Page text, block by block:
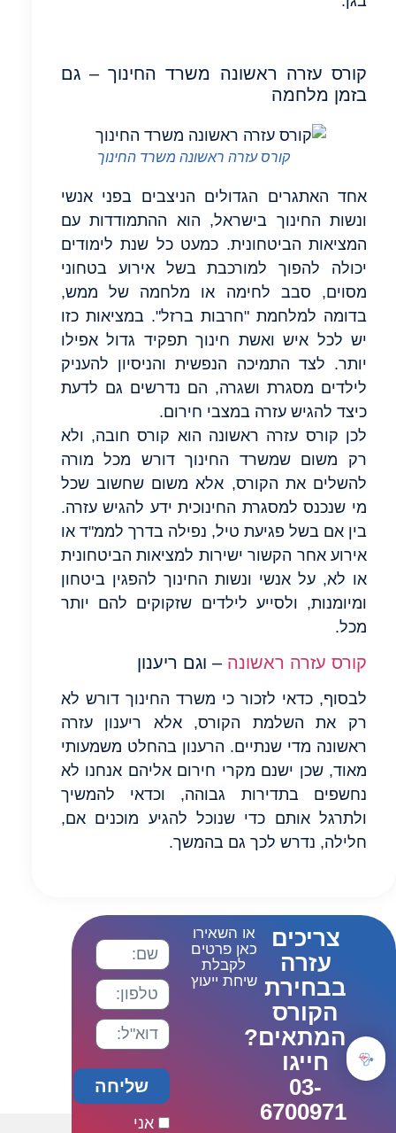
קורס עזרה ראשונה משרד החינוך – גם
בזמן מלחמה
קורס עזרה ראשונה משרד החינוך
אחד האתגרים הגדולים הניצבים בפני אנשי
ונשות החינוך בישראל, הוא ההתמודדות עם
המציאות הביטחונית. כמעט כל שנת לימודים
יכולה להפוך למורכבת בשל אירוע בטחוני
מסוים, סבב לחימה או מלחמה של ממש,
בדומה למלחמת "חרבות ברזל". במציאות כזו
יש לכל איש ואשת חינוך תפקיד גדול אפילו
יותר. לצד התמיכה הנפשית והניסיון להעניק
לילדים מסגרת ושגרה, הם נדרשים גם לדעת
כיצד להגיש עזרה במצבי חירום.
לכן קורס עזרה ראשונה הוא קורס חובה, ולא
רק משום שמשרד החינוך דורש מכל מורה
להשלים את הקורס, אלא משום שחשוב שכל
מי שנכנס למסגרת החינוכית ידע להגיש עזרה.
בין אם בשל פגיעת טיל, נפילה בדרך לממ"ד או
אירוע אחר הקשור ישירות למציאות הביטחונית
או לא, על אנשי ונשות החינוך להפגין ביטחון
ומיומנות, ולסייע לילדים שזקוקים להם יותר
מכל.
קורס עזרה ראשונה – וגם ריענון
לבסוף, כדאי לזכור כי משרד החינוך דורש לא
רק את השלמת הקורס, אלא ריענון עזרה
ראשונה מדי שנתיים. הרענון בהחלט משמעותי
מאוד, שכן ישנם מקרי חירום אליהם אנחנו לא
נחשפים בתדירות גבוהה, וכדאי להמשיך
ולתרגל אותם כדי שנוכל להגיע מוכנים אם,
חלילה, נדרש לכך גם בהמשך.
צריכים
עזרה
בבחירת
הקורס
המתאים?
חייגו
03-
6700971
או השאירו
כאן פרטים
לקבלת
שיחת ייעוץ
אני
שליחה